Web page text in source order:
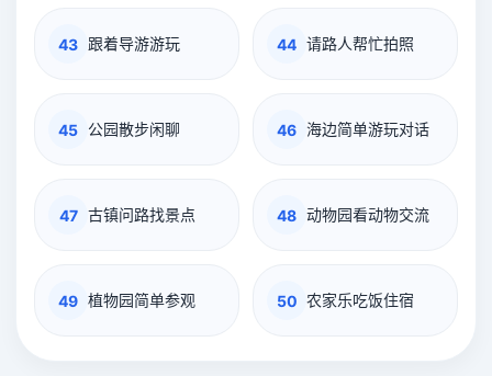
43 跟着导游游玩 44 请路人帮忙拍照
45 公园散步闲聊 46 海边简单游玩对话
47 古镇问路找景点 48 动物园看动物交流
49 植物园简单参观 50 农家乐吃饭住宿